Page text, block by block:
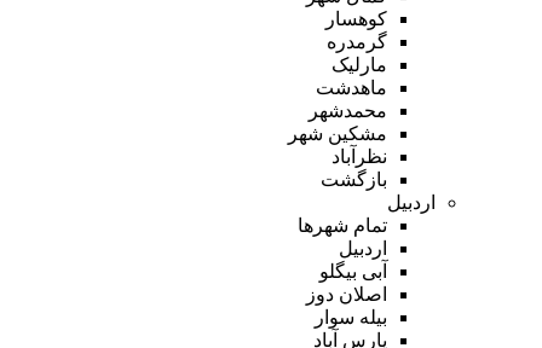
کوهسار
گرمدره
مارلیک
ماهدشت
محمدشهر
مشکین شهر
نظرآباد
بازگشت
اردبیل
تمام شهر‌ها
اردبیل
آبی بیگلو
اصلان دوز
بیله سوار
پارس آباد